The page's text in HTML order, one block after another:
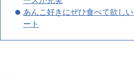
あんこ好きにぜひ食べて欲し
ート